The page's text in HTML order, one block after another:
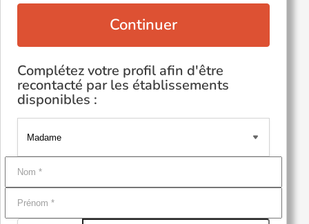
Continuer
Complétez votre profil afin d'être
recontacté par les établissements
disponibles :